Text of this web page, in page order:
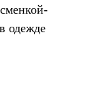
одежде